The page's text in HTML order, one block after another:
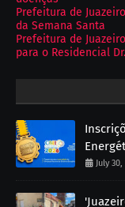
Prefeitura de
da Semana Santa
Prefeitura de
para o Residencial
July 30,